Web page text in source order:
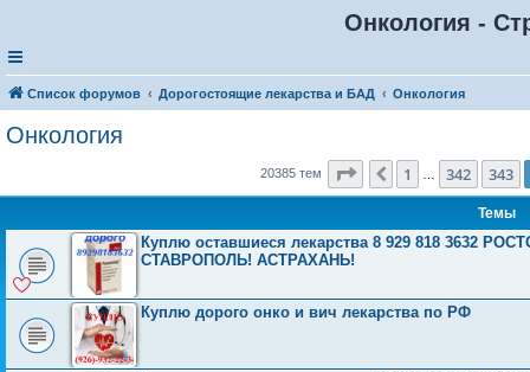
Онкология -
Список форумов Дорогостоящие лекарства и БАД Онкология
Онкология
20385 тем Страница 344из 816
Пред.
1 342 343
Темы
Куплю оставшиеся лекарства 8 929 818 3632
СТАВРОПОЛЬ! АСТРАХАНЬ!
Куплю дорого онко и вич лекарства по РФ